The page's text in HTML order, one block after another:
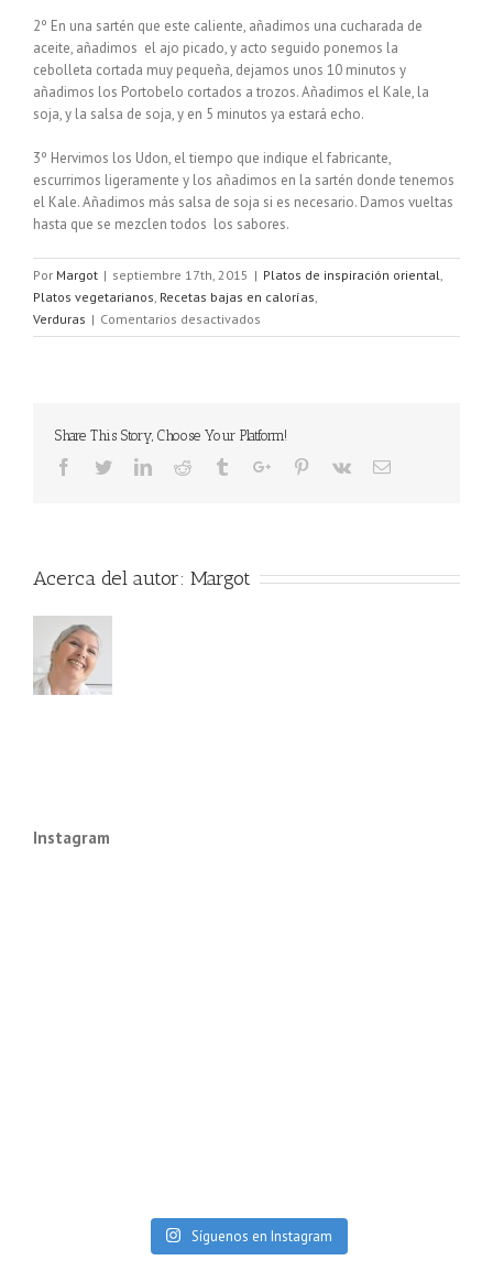
2º En una sartén que este caliente, añadimos una cucharada de
aceite, añadimos el ajo picado, y acto seguido ponemos la
cebolleta cortada muy pequeña, dejamos unos 10 minutos y
añadimos los Portobelo cortados a trozos. Añadimos el Kale, la
soja, y la salsa de soja, y en 5 minutos ya estará echo.
3º Hervimos los Udon, el tiempo que indique el fabricante,
escurrimos ligeramente y los añadimos en la sartén donde tenemos
el Kale. Añadimos más salsa de soja si es necesario. Damos vueltas
hasta que se mezclen todos los sabores.
Por Margot | septiembre 17th, 2015 | Platos de inspiración oriental
Platos vegetarianos Recetas bajas en calorías
Verduras | Comentarios desactivados
Noodles
portobelo
Share This Story, Choose Your Platform!
Acerca del autor: Margot
Instagram
Síguenos en Instagram